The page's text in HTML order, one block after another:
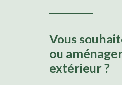
Vous
ou
extérieur ?